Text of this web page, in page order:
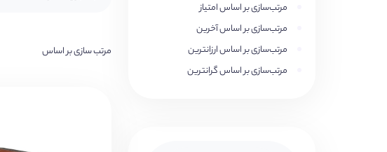
مرتب‌سازی بر اساس امتیاز
مرتب‌سازی بر اساس آخرین
مرتب‌سازی بر اساس ارزانترین
مرتب‌سازی بر اساس گرانترین
مرتب سازی بر اساس